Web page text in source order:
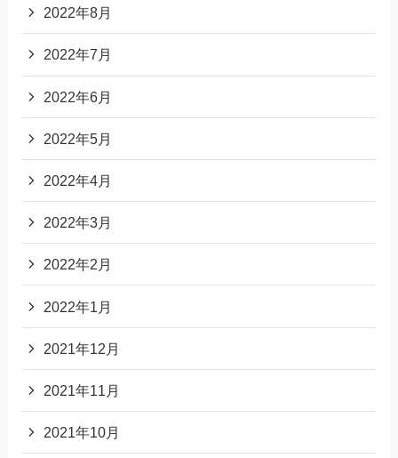
2022年8月
2022年7月
2022年6月
2022年5月
2022年4月
2022年3月
2022年2月
2022年1月
2021年12月
2021年11月
2021年10月